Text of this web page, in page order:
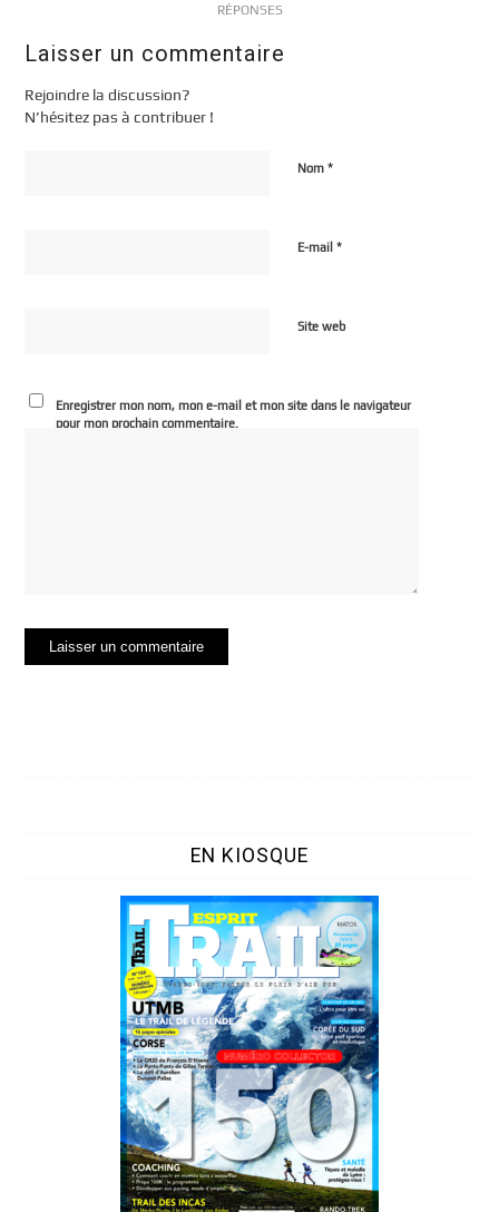
RÉPONSES
Laisser un commentaire
Rejoindre la discussion?
N’hésitez pas à contribuer !
Nom*
E-mail*
Site web
Enregistrer mon nom, mon e-mail et mon site dans le navigateur
pour mon prochain commentaire.
EN KIOSQUE